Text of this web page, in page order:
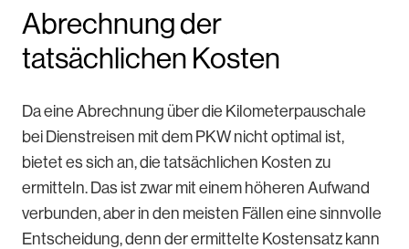
Abrechnung der
tatsächlichen Kosten
Da eine Abrechnung über die Kilometerpauschale
bei Dienstreisen mit dem PKW nicht optimal ist,
bietet es sich an, die tatsächlichen Kosten zu
ermitteln. Das ist zwar mit einem höheren Aufwand
verbunden, aber in den meisten Fällen eine sinnvolle
Entscheidung, denn der ermittelte Kostensatz kann